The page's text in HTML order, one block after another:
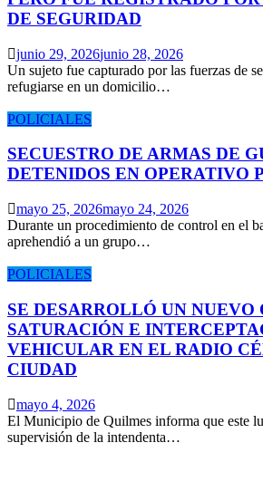
DE SEGURIDAD
junio 29, 2026junio 28, 2026
Un sujeto fue capturado por las fuerzas de
refugiarse en un domicilio…
POLICIALES
SECUESTRO DE ARMAS DE
DETENIDOS EN OPERATIVO
mayo 25, 2026mayo 24, 2026
Durante un procedimiento de control en el
aprehendió a un grupo…
POLICIALES
SE DESARROLLÓ UN NUEVO
SATURACIÓN E
VEHICULAR EN EL RADIO
CIUDAD
mayo 4, 2026
El Municipio de Quilmes informa que este
supervisión de la intendenta…